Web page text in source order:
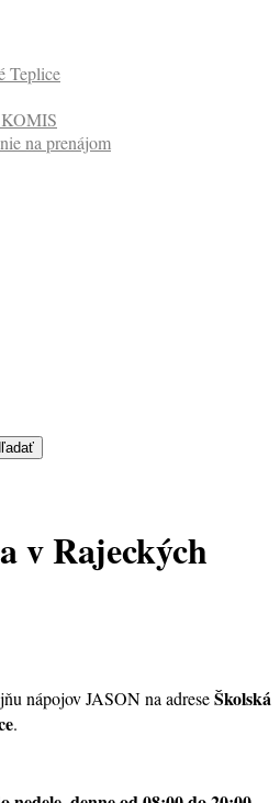
Teplice
KOMIS
na prenájom
v Rajeckých
nápojov JASON na adreseŠkolská
.